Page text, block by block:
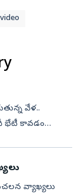
వేళ..
భేటీ కావడం
వ్యాఖ్యలు